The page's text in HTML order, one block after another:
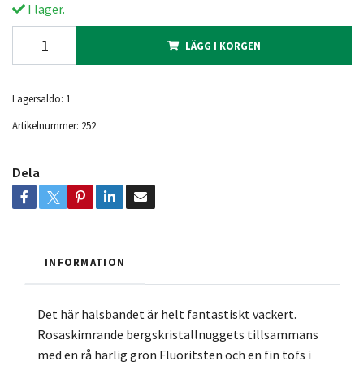
I lager.
LÄGG I KORGEN
Lagersaldo: 1
Artikelnummer: 252
Dela
INFORMATION
Det här halsbandet är helt fantastiskt vackert.
Rosaskimrande bergskristallnuggets tillsammans
med en rå härlig grön Fluoritsten och en fin tofs i